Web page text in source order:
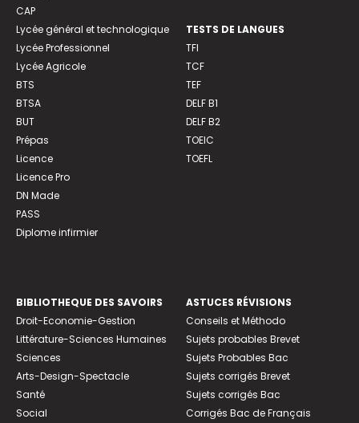
CAP
Lycée général et technologique
Lycée Professionnel
Lycée Agricole
BTS
BTSA
BUT
Prépas
Licence
Licence Pro
DN Made
PASS
Diplome infirmier
TESTS DE LANGUES
TFI
TCF
TEF
DELF B1
DELF B2
TOEIC
TOEFL
BIBLIOTHEQUE DES SAVOIRS
Droit-Economie-Gestion
Littérature-Sciences Humaines
Sciences
Arts-Design-Spectacle
Santé
Social
ASTUCES RÉVISIONS
Conseils et Méthodo
Sujets probables Brevet
Sujets Probables Bac
Sujets corrigés Brevet
Sujets corrigés Bac
Corrigés Bac de Français